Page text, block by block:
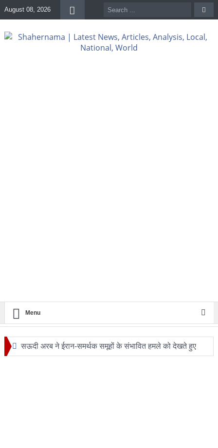
August 08, 2026
Menu
सऊदी अरब ने ईरान-समर्थक समूहों के संभावित हमले को देखते हुए